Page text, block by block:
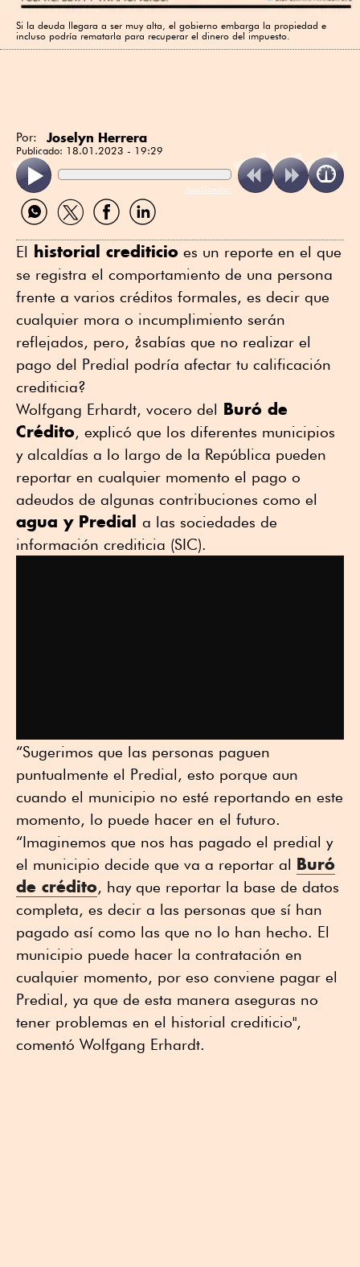
Si la deuda llegara a ser muy alta, el gobierno embarga la propiedad e
incluso podría rematarla para recuperar el dinero del impuesto.
Por: Joselyn Herrera
Publicado: 18.01.2023 - 19:29
ReadSpeaker
Compartir
por
Compartir
por
Compartir
por
Compartir
por
El historial crediticio es un reporte en el que
se registra el comportamiento de una persona
frente a varios créditos formales, es decir que
cualquier mora o incumplimiento serán
reflejados, pero, ¿sabías que no realizar el
pago del Predial podría afectar tu calificación
crediticia?
Wolfgang Erhardt, vocero del Buró de
Crédito, explicó que los diferentes municipios
y alcaldías a lo largo de la República pueden
reportar en cualquier momento el pago o
adeudos de algunas contribuciones como el
agua y Predial a las sociedades de
información crediticia (SIC).
“Sugerimos que las personas paguen
puntualmente el Predial, esto porque aun
cuando el municipio no esté reportando en este
momento, lo puede hacer en el futuro.
“Imaginemos que nos has pagado el predial y
el municipio decide que va a reportar al Buró
de crédito, hay que reportar la base de datos
completa, es decir a las personas que sí han
pagado así como las que no lo han hecho. El
municipio puede hacer la contratación en
cualquier momento, por eso conviene pagar el
Predial, ya que de esta manera aseguras no
tener problemas en el historial crediticio",
comentó Wolfgang Erhardt.